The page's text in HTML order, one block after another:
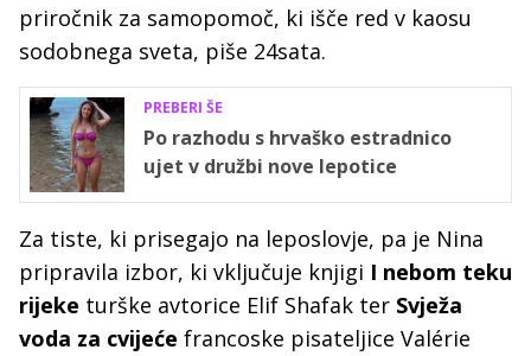
priročnik za samopomoč, ki išče red v kaosu
sodobnega sveta, piše 24sata.
PREBERI ŠE
Po razhodu s hrvaško estradnico
ujet v družbi nove lepotice
Za tiste, ki prisegajo na leposlovje, pa je Nina
pripravila izbor, ki vključuje knjigi I nebom teku
rijeke turške avtorice Elif Shafak ter Svježa
voda za cvijeće francoske pisateljice Valérie